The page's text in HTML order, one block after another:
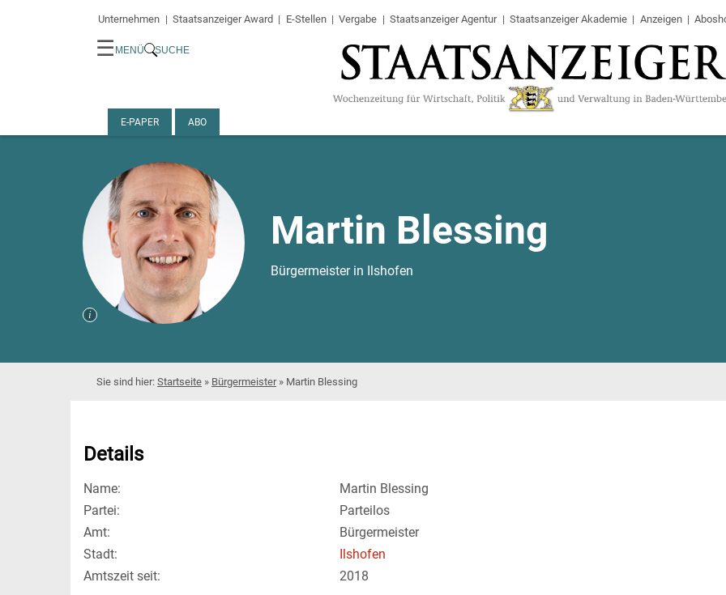
Unternehmen Staatsanzeiger Award E-Stellen Vergabe Staatsanzeiger Agentur Staatsanzeiger Akademie Anzeigen
☰ MENÜ SUCHE
E-PAPER ABO
Martin Blessing
Bürgermeister in Ilshofen
Startseite » Bürgermeister» Martin Blessing
Details
Name:
Martin Blessing
Partei:
Parteilos
Amt:
Bürgermeister
Stadt:
Ilshofen
Amtszeit seit:
2018